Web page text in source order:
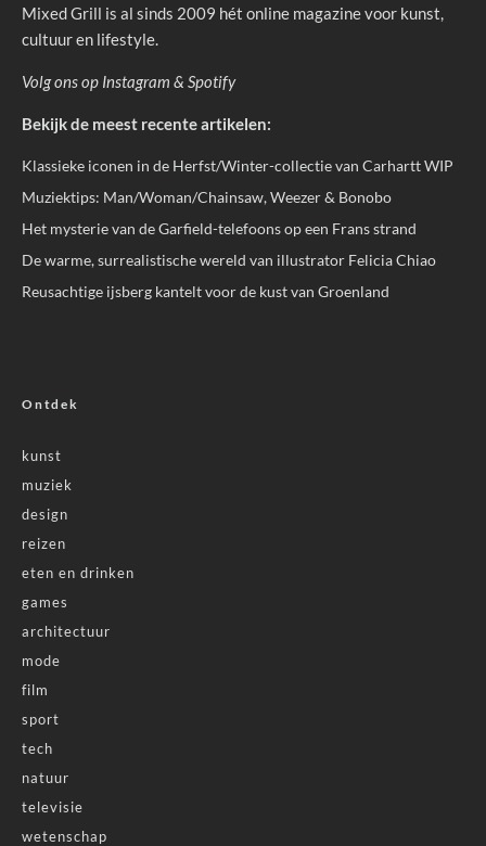
Mixed Grill is al sinds 2009 hét online magazine voor kunst,
cultuur en lifestyle.
Volg ons op Instagram & Spotify
Bekijk de meest recente artikelen:
Klassieke iconen in de Herfst/Winter-collectie van Carhartt WIP
Muziektips: Man/Woman/Chainsaw, Weezer & Bonobo
Het mysterie van de Garfield-telefoons op een Frans strand
De warme, surrealistische wereld van illustrator Felicia Chiao
Reusachtige ijsberg kantelt voor de kust van Groenland
Ontdek
kunst
muziek
design
reizen
eten en drinken
games
architectuur
mode
film
sport
tech
natuur
televisie
wetenschap